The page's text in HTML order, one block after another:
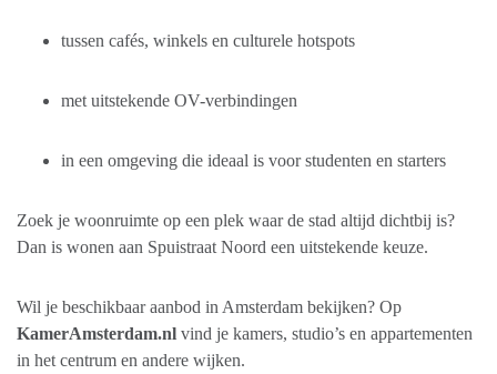
tussen cafés, winkels en culturele hotspots
met uitstekende OV-verbindingen
in een omgeving die ideaal is voor studenten en starters
Zoek je woonruimte op een plek waar de stad altijd dichtbij is?
Dan is wonen aan Spuistraat Noord een uitstekende keuze.
Wil je beschikbaar aanbod in Amsterdam bekijken? Op
KamerAmsterdam.nl vind je kamers, studio’s en appartementen
in het centrum en andere wijken.